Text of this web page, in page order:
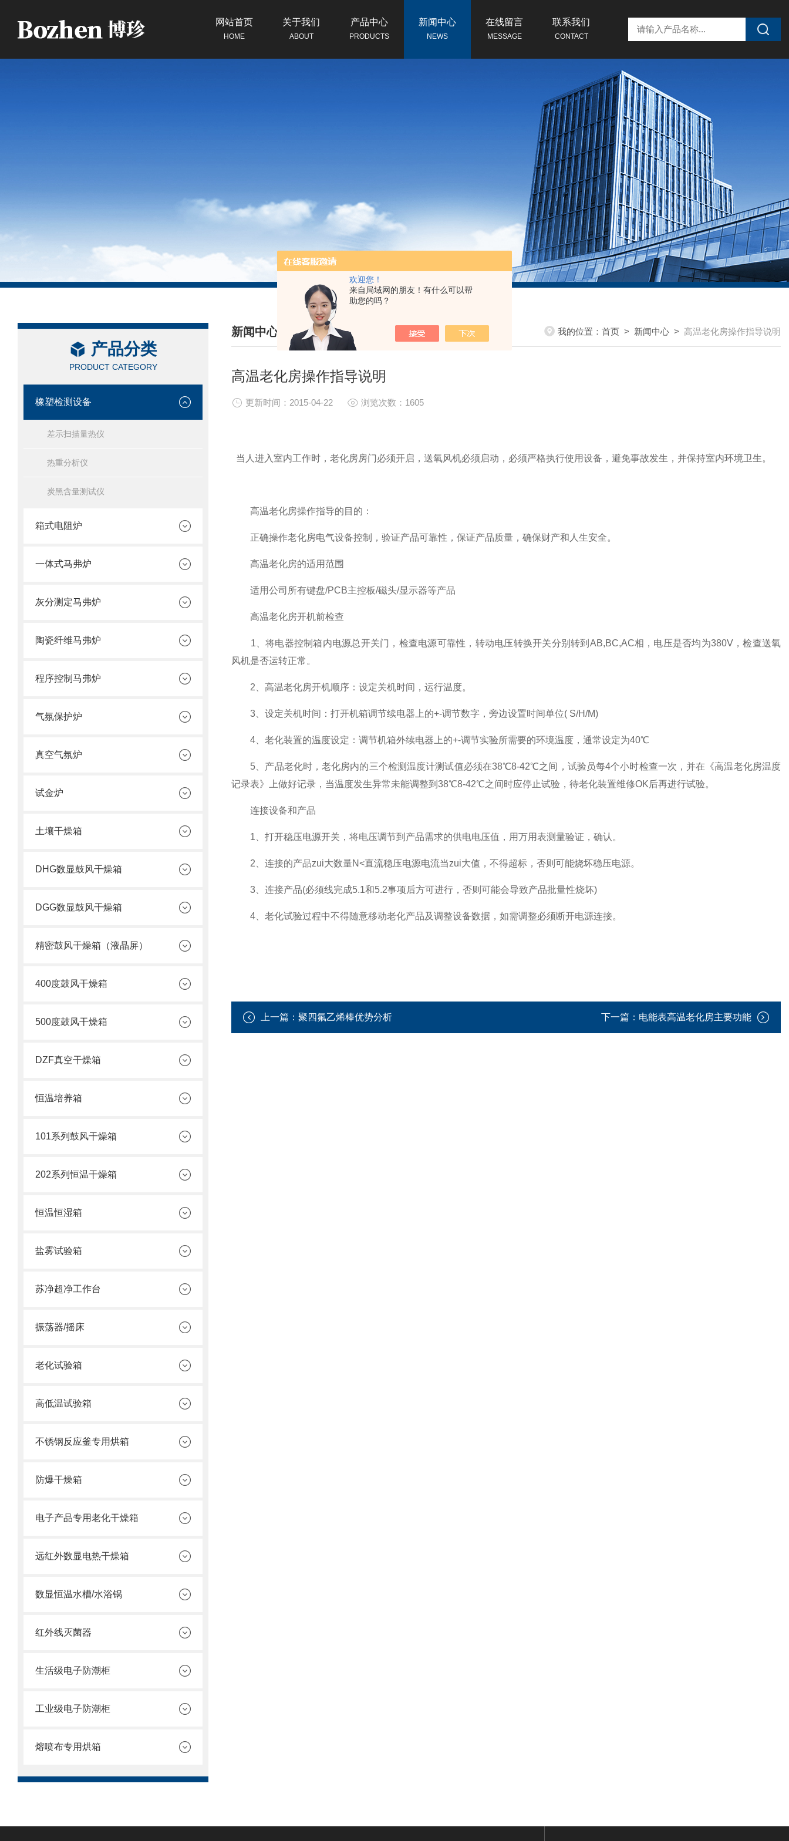
欢迎您！
来自局域网的朋友！有什么可以帮
助您的吗？
网站首页
HOME
关于我们
ABOUT
产品中心
PRODUCTS
新闻中心
NEWS
在线留言
MESSAGE
联系我们
CONTACT
产品分类
PRODUCT CATEGORY
橡塑检测设备
差示扫描量热仪
热重分析仪
炭黑含量测试仪
箱式电阻炉
一体式马弗炉
灰分测定马弗炉
陶瓷纤维马弗炉
程序控制马弗炉
气氛保护炉
真空气氛炉
试金炉
土壤干燥箱
DHG数显鼓风干燥箱
DGG数显鼓风干燥箱
精密鼓风干燥箱（液晶屏）
400度鼓风干燥箱
500度鼓风干燥箱
DZF真空干燥箱
恒温培养箱
101系列鼓风干燥箱
202系列恒温干燥箱
恒温恒湿箱
盐雾试验箱
苏净超净工作台
振荡器/摇床
老化试验箱
高低温试验箱
不锈钢反应釜专用烘箱
防爆干燥箱
电子产品专用老化干燥箱
远红外数显电热干燥箱
数显恒温水槽/水浴锅
红外线灭菌器
生活级电子防潮柜
工业级电子防潮柜
熔喷布专用烘箱
新闻中心
/ NEWS CENTER
我的位置： 首页 > 新闻中心 > 高温老化房操作指导说明
高温老化房操作指导说明
更新时间：2015-04-22 浏览次数：1605
当人进入室内工作时，老化房房门必须开启，送氧风机必须启动，必须严格执行使用设备，避免事故发生，并保持室内环境卫生。
高温老化房操作指导的目的：
正确操作老化房电气设备控制，验证产品可靠性，保证产品质量，确保财产和人生安全。
高温老化房的适用范围
适用公司所有键盘/PCB主控板/磁头/显示器等产品
高温老化房开机前检查
1、将电器控制箱内电源总开关门，检查电源可靠性，转动电压转换开关分别转到AB,BC,AC相，电压是否均为380V，检查送氧
风机是否运转正常。
2、高温老化房开机顺序：设定关机时间，运行温度。
3、设定关机时间：打开机箱调节续电器上的+-调节数字，旁边设置时间单位( S/H/M)
4、老化装置的温度设定：调节机箱外续电器上的+-调节实验所需要的环境温度，通常设定为40℃
5、产品老化时，老化房内的三个检测温度计测试值必须在38℃8-42℃之间，试验员每4个小时检查一次，并在《高温老化房温度
记录表》上做好记录，当温度发生异常未能调整到38℃8-42℃之间时应停止试验，待老化装置维修OK后再进行试验。
连接设备和产品
1、打开稳压电源开关，将电压调节到产品需求的供电电压值，用万用表测量验证，确认。
2、连接的产品zui大数量N<直流稳压电源电流当zui大值，不得超标，否则可能烧坏稳压电源。
3、连接产品(必须线完成5.1和5.2事项后方可进行，否则可能会导致产品批量性烧坏)
4、老化试验过程中不得随意移动老化产品及调整设备数据，如需调整必须断开电源连接。
上一篇： 聚四氟乙烯棒优势分析 下一篇： 电能表高温老化房主要功能